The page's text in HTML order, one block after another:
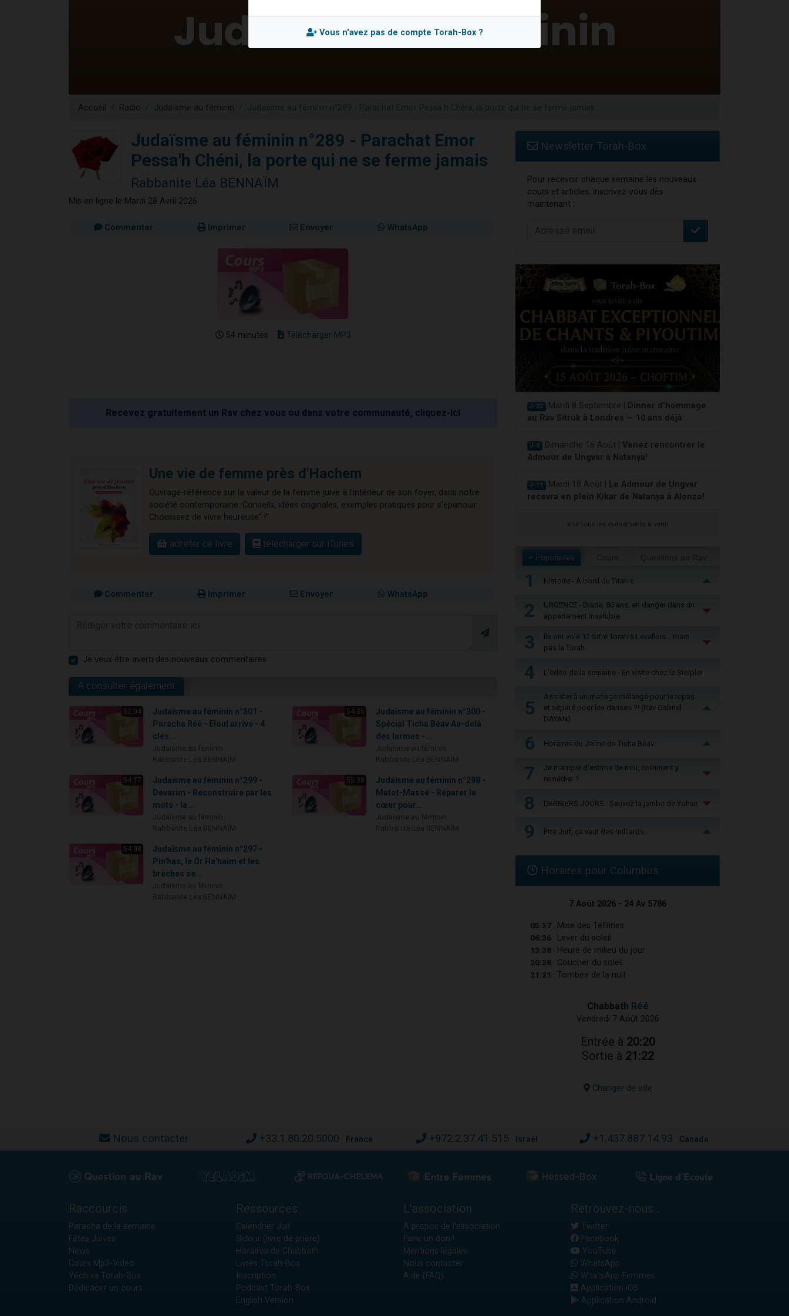
3 personnes viennent de nous rejoindre sur WhatsApp
2 personnes viennent de nous rejoindre sur WhatsApp
Accueil Radio Judaïsme au féminin
Judaïsme au féminin n°289 - Parachat Emor
Pessa'h Chéni, la porte qui ne se ferme jamais
Rabbanite Léa BENNAÏM
Mis en ligne le Mardi 28 Avril 2026
Commenter Imprimer Envoyer WhatsApp
54 minutes Télécharger MP3
Recevez gratuitement un Rav chez vous ou dans votre communauté, cliquez-ici
Une vie de femme près d'Hachem
Ouvrage-référence sur la valeur de la femme juive à l'intérieur de son foyer, dans notre
société contemporaine. Conseils, idées originales, exemples pratiques pour s'épanouir.
Choisissez de vivre heureuse" !"
acheter ce livre télécharger sur iTunes
Commenter Imprimer Envoyer WhatsApp
Je veux être averti des nouveaux commentaires
A consulter également
52:04
Judaïsme au féminin n°301 -
Paracha Réé - Eloul arrive - 4
clés...
54:35
Judaïsme au féminin n°300 -
Spécial Ticha Béav Au-delà
des larmes -...
54:17
Judaïsme au féminin n°299 -
Devarim - Reconstruire par les
mots - la...
55:38
Judaïsme au féminin n°298 -
Matot-Massé - Réparer le
cœur pour...
54:08
Judaïsme au féminin n°297 -
Pin'has, le Or Ha'haim et les
brèches se...
Newsletter Torah-Box
Pour recevoir chaque semaine les nouveaux
cours et articles, inscrivez-vous dès
maintenant :
J-32 Mardi 8 Septembre |
Dinner d'hommage
au Rav Sitruk à Londres — 10 ans déjà
J-9 Dimanche 16 Août | Venez rencontrer le
Admour de Ungvar à Natanya!
J-11 Mardi 18 Août |
Le Admour de Ungvar
recevra en plein Kikar de Natanya à Alonzo!
Voir tous les événements à venir
+ Populaires
1 Histoire - À bord du Titanic
2
URGENCE - Diane, 80 ans, en danger dans un
appartement insalubre
3
Ils ont volé 12 Sifré Torah à Levallois… mais
pas la Torah
4 L'édito de la semaine - En visite chez le Steipler
5
Assister à un mariage mélangé pour le repas
et séparé pour les danses ?! (Rav Gabriel
DAYAN)
6 Horaires du Jeûne de Ticha Béav
7
Je manque d'estime de moi, comment y
remédier ?
8 DERNIERS JOURS : Sauvez la jambe de Yohan
9 Être Juif, ça vaut des milliards
Horaires pour Columbus
7 Août 2026 - 24 Av 5786
05:37 Mise des Téfilines
06:36 Lever du soleil
13:38 Heure de milieu du jour
20:38 Coucher du soleil
21:21 Tombée de la nuit
Chabbath Réé
Vendredi 7 Août 2026
Entrée à 20:20
Sortie à 21:22
Changer de ville
Nous contacter +33.1.80.20.5000 France +972.2.37.41.515 Israël +1.437.887.14.93 Canada
Raccourcis
Paracha de la semaine
Fêtes Juives
News
Cours Mp3-Vidéo
Yéchiva Torah-Box
Dédicacer un cours
Ressources
Calendrier Juif
Sidour (livre de prière)
Horaires de Chabbath
Livres Torah-Box
Inscription
Podcast Torah-Box
English Version
L'association
A propos de l'association
Faire un don !
Mentions légales
Nous contacter
Aide (FAQ)
Retrouvez-nous...
Twitter
Facebook
YouTube
WhatsApp
WhatsApp Femmes
Application iOS
Application Android
Vous n'avez pas de compte Torah-Box ?